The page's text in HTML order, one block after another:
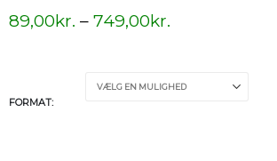
89,00kr. – 749,00kr.
FORMAT